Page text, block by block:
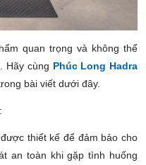
quan trọng và không thể
Hãy cùng Phúc Long Hadra
bài viết dưới đây.
thiết kế để đảm bảo cho
an toàn khi gặp tình huống